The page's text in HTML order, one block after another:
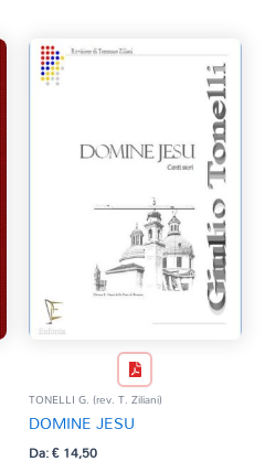
TONELLI G. (rev. T. Ziliani)
DOMINE JESU
Da:€14,50